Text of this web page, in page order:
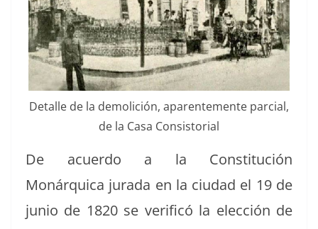
Detalle de la demoli­ción, aparente­mente par­cial,
de la Casa Consistorial
De acuer­do a la Con­sti­tu­ción
Monárquica jura­da en la ciu­dad el 19 de
junio de 1820 se ver­i­ficó la elec­ción de